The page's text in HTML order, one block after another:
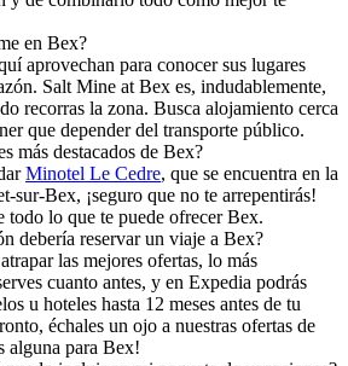
en Bex?
aprovechan para conocer sus lugares
Salt Mine at Bex es, indudablemente,
recorras la zona. Busca alojamiento cerca
que depender del transporte público.
más destacados de Bex?
Minotel Le Cedre, que se encuentra en la
sur-Bex, ¡seguro que no te arrepentirás!
todo lo que te puede ofrecer Bex.
debería reservar un viaje a Bex?
las mejores ofertas, lo más
cuanto antes, y en Expedia podrás
u hoteles hasta 12 meses antes de tu
échales un ojo a nuestras ofertas de
alguna para Bex!